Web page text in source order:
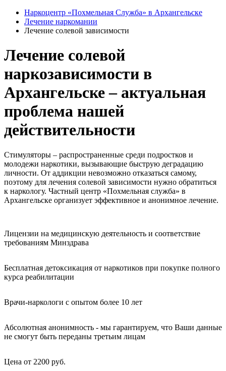
Наркоцентр «Похмельная Служба» в Архангельске
Лечение наркомании
Лечение солевой зависимости
Лечение солевой
наркозависимости в
Архангельске – актуальная
проблема нашей
действительности
Стимуляторы – распространенные среди подростков и
молодежи наркотики, вызывающие быструю деградацию
личности. От аддикции невозможно отказаться самому,
поэтому для лечения солевой зависимости нужно обратиться
к наркологу. Частный центр «Похмельная служба» в
Архангельске организует эффективное и анонимное лечение.
Лицензии на медицинскую деятельность и соответствие
требованиям Минздрава
Бесплатная детоксикация от наркотиков при покупке полного
курса реабилитации
Врачи-наркологи с опытом более 10 лет
Абсолютная анонимность - мы гарантируем, что Ваши данные
не смогут быть переданы третьим лицам
Цена от 2200 руб.